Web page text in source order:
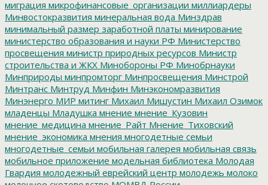
миграция микрофинансовые_организации миллиардеры
Минвостокразвития минеральная вода Минздрав
минимальный размер заработной платы минирование
министерство образования и науки РФ Министерство
просвещения министр природных ресурсов Министр
строительства и ЖКХ Минобороны РФ Минобрнауки
Минприроды минпромторг Минпросвещения Минстрой
Минтранс Минтруд Минфин Минэкономразвития
Минэнерго МИР митинг Михаил Мишустин Михаил Озимок
младенцы Младушка мнение мнение_Кузовин
мнение_медицина мнение_Райт Мнение_Тиховский
мнение_экономика мнения многодетные семьи
многодетные_семьи мобильная галерея мобильная связь
мобильное приложение модельная библиотека Молодая
Гвардия молодежный еврейский центр молодежь молоко